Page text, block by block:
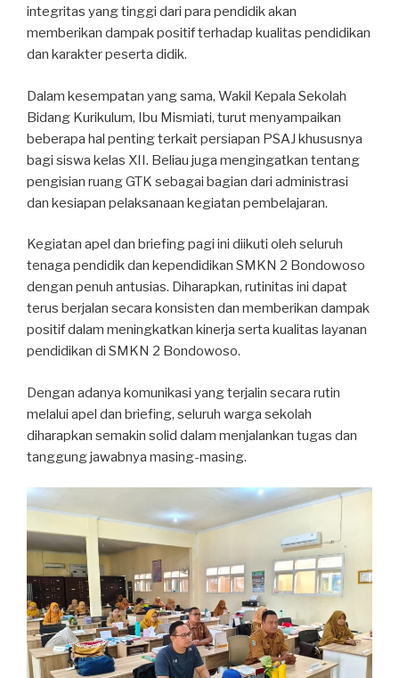
integritas yang tinggi dari para pendidik akan
memberikan dampak positif terhadap kualitas pendidikan
dan karakter peserta didik.
Dalam kesempatan yang sama, Wakil Kepala Sekolah
Bidang Kurikulum, Ibu Mismiati, turut menyampaikan
beberapa hal penting terkait persiapan PSAJ khususnya
bagi siswa kelas XII. Beliau juga mengingatkan tentang
pengisian ruang GTK sebagai bagian dari administrasi
dan kesiapan pelaksanaan kegiatan pembelajaran.
Kegiatan apel dan briefing pagi ini diikuti oleh seluruh
tenaga pendidik dan kependidikan SMKN 2 Bondowoso
dengan penuh antusias. Diharapkan, rutinitas ini dapat
terus berjalan secara konsisten dan memberikan dampak
positif dalam meningkatkan kinerja serta kualitas layanan
pendidikan di SMKN 2 Bondowoso.
Dengan adanya komunikasi yang terjalin secara rutin
melalui apel dan briefing, seluruh warga sekolah
diharapkan semakin solid dalam menjalankan tugas dan
tanggung jawabnya masing-masing.